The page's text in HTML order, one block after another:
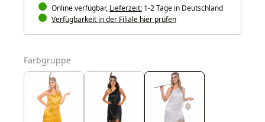
Online verfügbar, Lieferzeit: 1-2 Tage in Deutschland
Verfügbarkeit in der Filiale hier prüfen
Farbgruppe